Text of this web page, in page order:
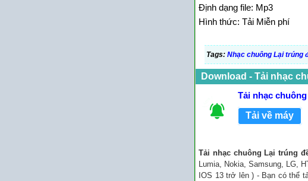
Định dạng file: Mp3
Hình thức: Tải Miễn phí
Tags: Nhạc chuông Lại trúng
Download - Tải nhạc
Tải nhạc
Tải về máy
Tải nhạc chuông Lại trúng
Lumia, Nokia, Samsung, LG,
IOS 13 trở lên ) - Bạn có thể